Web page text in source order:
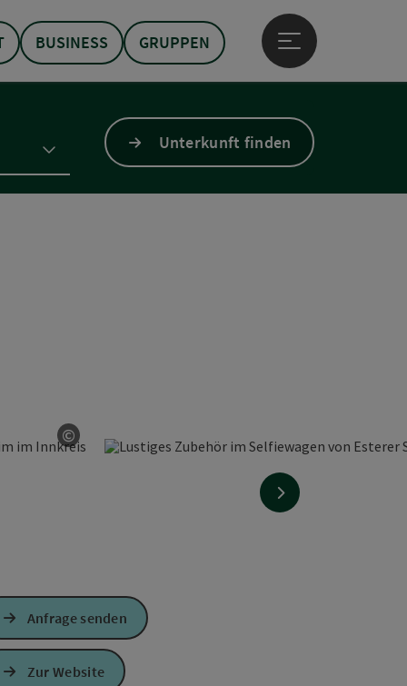
BUSINESS GRUPPEN
Hauptmenü öffnen
Unterkunft finden
©
Copyright öffnen
nächstes Element
Anfrage senden
Zur Website